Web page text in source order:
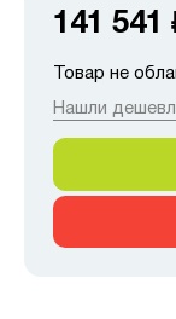
141 541
Товар не
Нашли